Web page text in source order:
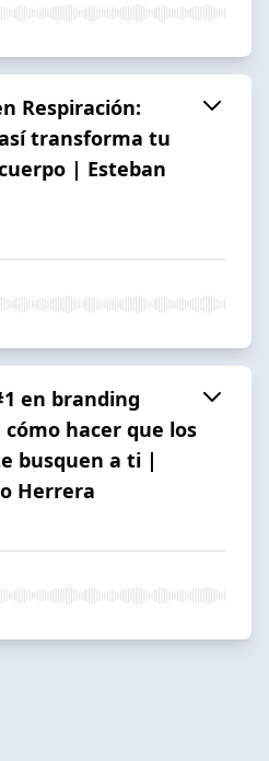
Respiración:
transforma tu
| Esteban
en branding
cómo hacer que los
busquen a ti |
Herrera